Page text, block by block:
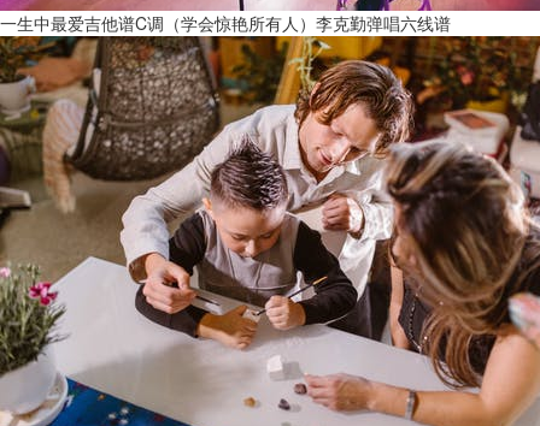
一生中最爱吉他谱C调（学会惊艳所有人）李克勤弹唱六线谱